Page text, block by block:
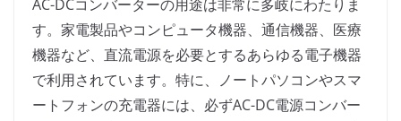
AC-DCコンバーターの用途は非常に多岐にわたりま
す。家電製品やコンピュータ機器、通信機器、医療
機器など、直流電源を必要とするあらゆる電子機器
で利用されています。特に、ノートパソコンやスマ
ートフォンの充電器には、必ずAC-DC電源コンバー